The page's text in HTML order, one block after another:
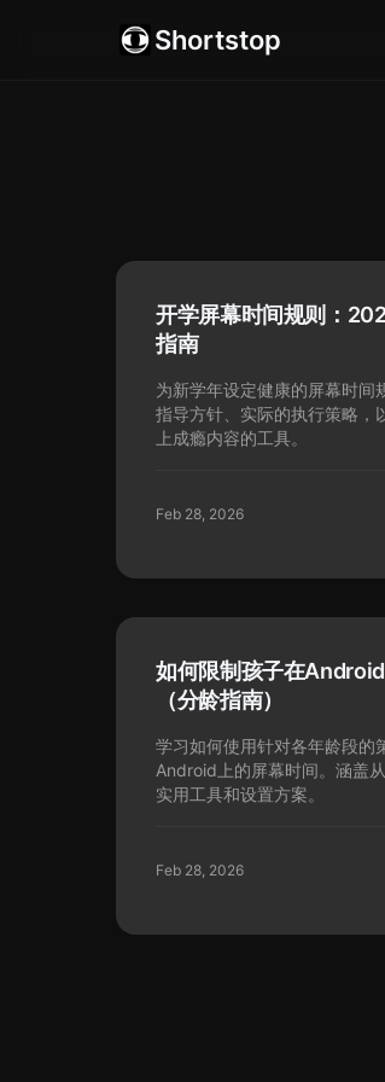
Shortstop
开学屏幕时间规则：
指南
为新学年设定健康的屏幕时间
指导方针、实际的执行策略，
上成瘾内容的工具。
Feb 28, 2026
如何限制孩子在
（分龄指南）
学习如何使用针对各年龄段的
Android上的屏幕时间。涵盖
实用工具和设置方案。
Feb 28, 2026